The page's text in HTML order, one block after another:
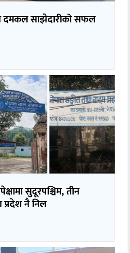
दमकल साझेदारीको सफल
सुदूरपश्चिम, तीन
प्रदेश नै निल